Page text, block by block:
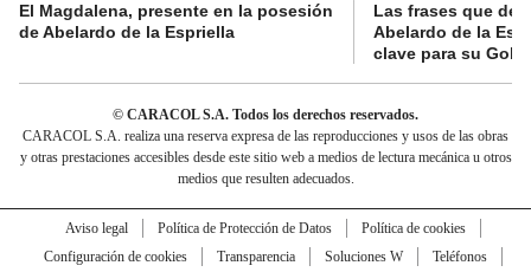
El Magdalena, presente en la posesión
de Abelardo de la Espriella
Las frases que
Abelardo de la
clave para su
© CARACOL S.A. Todos los derechos reservados.
CARACOL S.A. realiza una reserva expresa de las reproducciones y usos de las obras
y otras prestaciones accesibles desde este sitio web a medios de lectura mecánica u otros
medios que resulten adecuados.
Aviso legal Política de Protección de Datos
Política de cookies
Configuración de cookies
Transparencia Soluciones W
Teléfonos